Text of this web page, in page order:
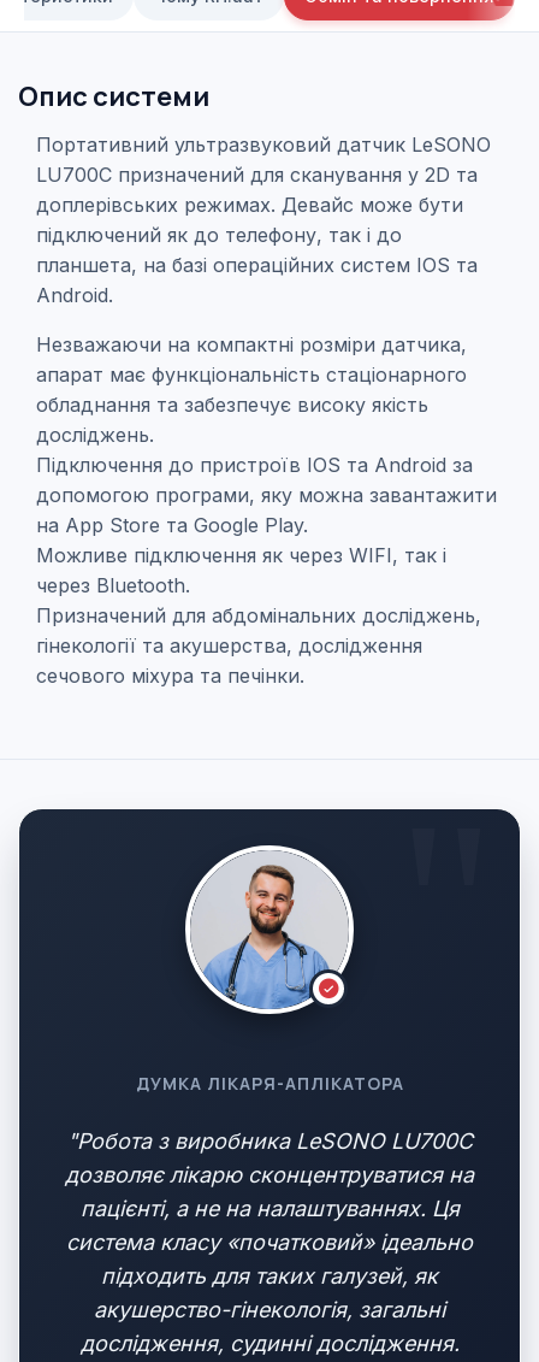
Опис системи
Портативний ультразвуковий датчик LeSONO
LU700C призначений для сканування у 2D та
доплерівських режимах. Девайс може бути
підключений як до телефону, так і до
планшета, на базі операційних систем IOS та
Android.
Незважаючи на компактні розміри датчика,
апарат має функціональність стаціонарного
обладнання та забезпечує високу якість
досліджень.
Підключення до пристроїв IOS та Android за
допомогою програми, яку можна завантажити
на App Store та Google Play.
Можливе підключення як через WIFI, так і
через Bluetooth.
Призначений для абдомінальних досліджень,
гінекології та акушерства, дослідження
сечового міхура та печінки.
ДУМКА ЛІКАРЯ-АПЛІКАТОРА
"Робота з виробника LeSONO LU700C
дозволяє лікарю сконцентруватися на
пацієнті, а не на налаштуваннях. Ця
система класу «початковий» ідеально
підходить для таких галузей, як
акушерство-гінекологія, загальні
дослідження, судинні дослідження.